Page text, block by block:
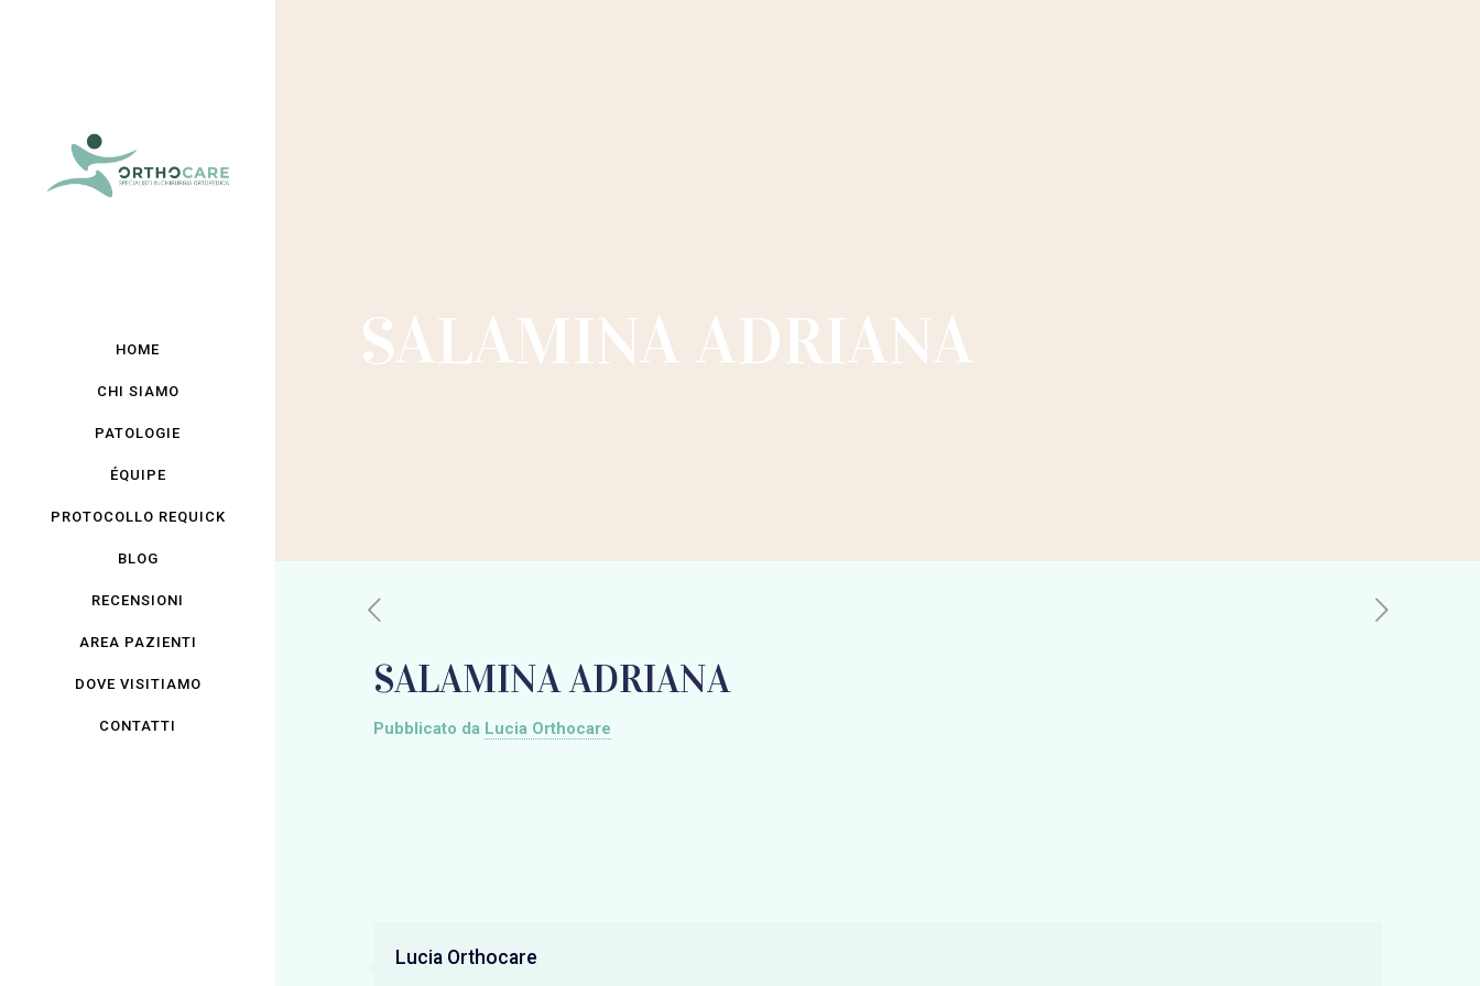
HOME
CHI SIAMO
PATOLOGIE
ÉQUIPE
PROTOCOLLO REQUICK
BLOG
RECENSIONI
AREA PAZIENTI
DOVE VISITIAMO
CONTATTI
SALAMINA ADRIANA
SALAMINA ADRIANA
Pubblicato da Lucia Orthocare
Lucia Orthocare